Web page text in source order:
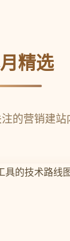
精选
的营销建站